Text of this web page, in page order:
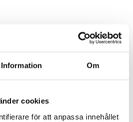
Information Om
cookies
för att anpassa innehållet